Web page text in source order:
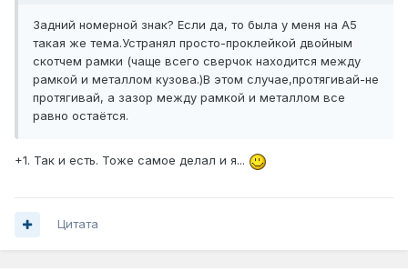
Задний номерной знак? Если да, то была у меня на А5
такая же тема.Устранял просто-проклейкой двойным
скотчем рамки (чаще всего сверчок находится между
рамкой и металлом кузова.)В этом случае,протягивай-не
протягивай, а зазор между рамкой и металлом все
равно остаётся.
+1. Так и есть. Тоже самое делал и я...
Цитата